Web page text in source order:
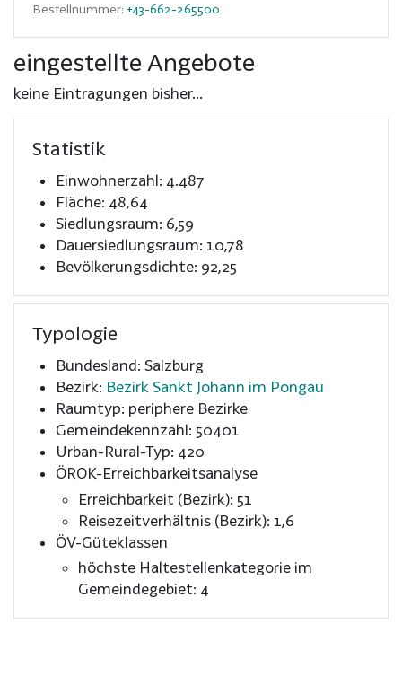
Bestellnummer: +43-662-265500
eingestellte Angebote
keine Eintragungen bisher...
Statistik
Einwohnerzahl: 4.487
Fläche: 48,64
Siedlungsraum: 6,59
Dauersiedlungsraum: 10,78
Bevölkerungsdichte: 92,25
Typologie
Bundesland: Salzburg
Bezirk: Bezirk Sankt Johann im Pongau
Raumtyp: periphere Bezirke
Gemeindekennzahl: 50401
Urban-Rural-Typ: 420
ÖROK-Erreichbarkeitsanalyse
Erreichbarkeit (Bezirk): 51
Reisezeitverhältnis (Bezirk): 1,6
ÖV-Güteklassen
höchste Haltestellenkategorie im
Gemeindegebiet: 4